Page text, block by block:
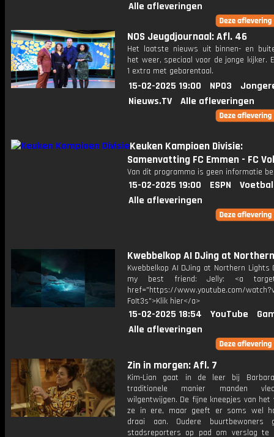
Alle afleveringen
NOS Jeugdjournaal: Afl. 46
Het laatste nieuws uit binnen- en
het weer, speciaal voor de jonge kijker.
1 extra met gebarentaal.
15-02-2025 19:00 NPO3
Nieuws.TV
Alle afleveringen
Keuken Kampioen Divisie:
Samenvatting FC Emmen - FC
Van dit programma is geen informatie
15-02-2025 19:00 ESPN
Alle afleveringen
Kwebbelkop AI DJing at
Kwebbelkop AI DJing at Northern Lights
my best friend: Jelly: <a
href="https://www.youtube.com/
FoIt3s">Klik hier</a>
15-02-2025 18:54 YouTube
Alle afleveringen
Zin in morgen: Afl. 7
Kim-Lian gaat in de leer bij
traditionele manier manden
wilgentwijgen. De fijne kneepjes van het
ze in ere, maar geeft er soms wel
draai aan. Oudere buurtbewoners
stadsreporters op pad om verslag te